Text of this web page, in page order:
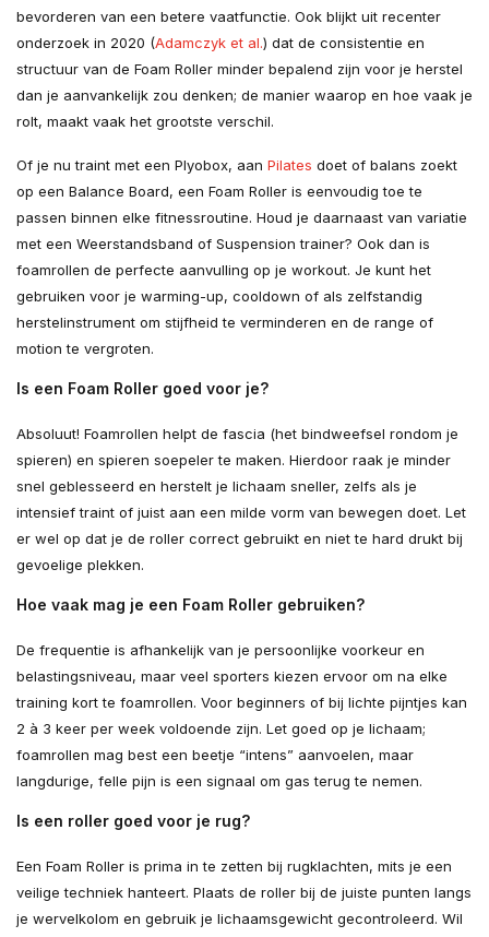
bevorderen van een betere vaatfunctie. Ook blijkt uit recenter
onderzoek in 2020 (Adamczyk et al.) dat de consistentie en
structuur van de Foam Roller minder bepalend zijn voor je herstel
dan je aanvankelijk zou denken; de manier waarop en hoe vaak je
rolt, maakt vaak het grootste verschil.
Of je nu traint met een Plyobox, aan Pilates doet of balans zoekt
op een Balance Board, een Foam Roller is eenvoudig toe te
passen binnen elke fitnessroutine. Houd je daarnaast van variatie
met een Weerstandsband of Suspension trainer? Ook dan is
foamrollen de perfecte aanvulling op je workout. Je kunt het
gebruiken voor je warming-up, cooldown of als zelfstandig
herstelinstrument om stijfheid te verminderen en de range of
motion te vergroten.
Is een Foam Roller goed voor je?
Absoluut! Foamrollen helpt de fascia (het bindweefsel rondom je
spieren) en spieren soepeler te maken. Hierdoor raak je minder
snel geblesseerd en herstelt je lichaam sneller, zelfs als je
intensief traint of juist aan een milde vorm van bewegen doet. Let
er wel op dat je de roller correct gebruikt en niet te hard drukt bij
gevoelige plekken.
Hoe vaak mag je een Foam Roller gebruiken?
De frequentie is afhankelijk van je persoonlijke voorkeur en
belastingsniveau, maar veel sporters kiezen ervoor om na elke
training kort te foamrollen. Voor beginners of bij lichte pijntjes kan
2 à 3 keer per week voldoende zijn. Let goed op je lichaam;
foamrollen mag best een beetje “intens” aanvoelen, maar
langdurige, felle pijn is een signaal om gas terug te nemen.
Is een roller goed voor je rug?
Een Foam Roller is prima in te zetten bij rugklachten, mits je een
veilige techniek hanteert. Plaats de roller bij de juiste punten langs
je wervelkolom en gebruik je lichaamsgewicht gecontroleerd. Wil